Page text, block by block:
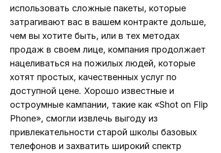
использовать сложные пакеты, которые
затрагивают вас в вашем контракте дольше,
чем вы хотите быть, или в тех методах
продаж в своем лице, компания продолжает
нацеливаться на пожилых людей, которые
хотят простых, качественных услуг по
доступной цене. Хорошо известные и
остроумные кампании, такие как «Shot on Flip
Phone», смогли извлечь выгоду из
привлекательности старой школы базовых
телефонов и захватить широкий спектр